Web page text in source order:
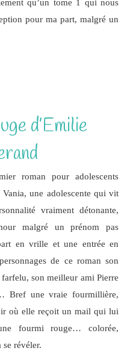
qu’un tome 1 qui nous
pour ma part, malgré un
d’Emilie
roman pour adolescents
une adolescente qui vit
vraiment détonante,
malgré un prénom pas
en vrille et une entrée en
de ce roman son
son meilleur ami Pierre
Bref une vraie fourmillière,
où elle reçoit un mail qui lui
fourmi rouge… colorée,
révéler.